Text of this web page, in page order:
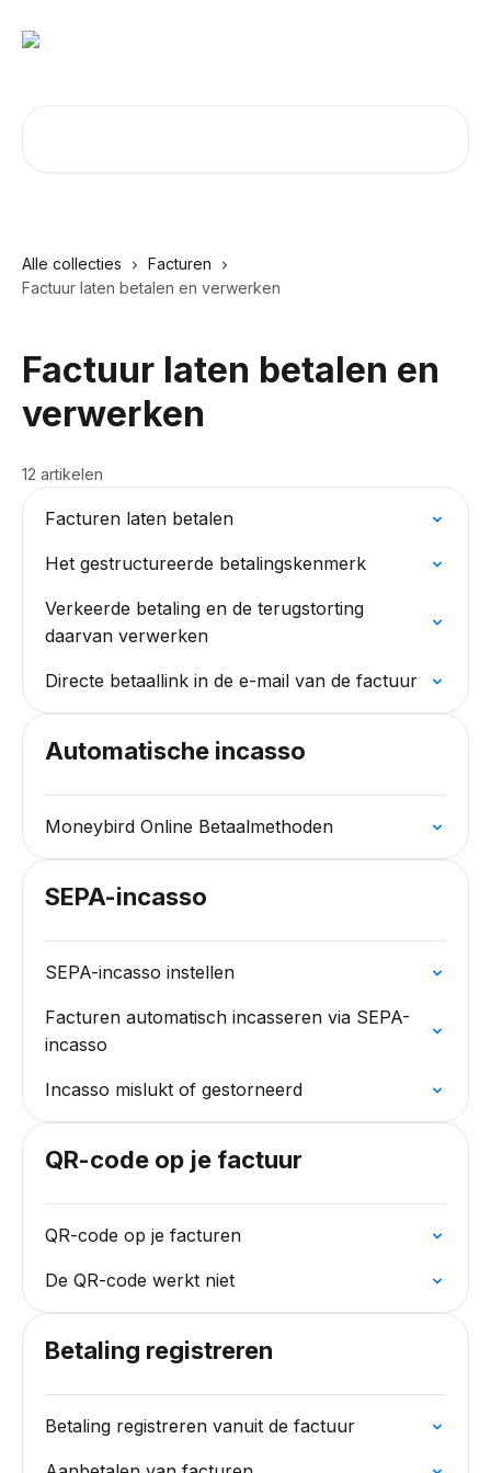
Alle collecties
Facturen
Factuur laten betalen en verwerken
Factuur laten betalen en
verwerken
12 artikelen
Facturen laten betalen
Het gestructureerde betalingskenmerk
Verkeerde betaling en de terugstorting
daarvan verwerken
Directe betaallink in de e-mail van de factuur
Automatische incasso
Moneybird Online Betaalmethoden
SEPA-incasso
SEPA-incasso instellen
Facturen automatisch incasseren via SEPA-
incasso
Incasso mislukt of gestorneerd
QR-code op je factuur
QR-code op je facturen
De QR-code werkt niet
Betaling registreren
Betaling registreren vanuit de factuur